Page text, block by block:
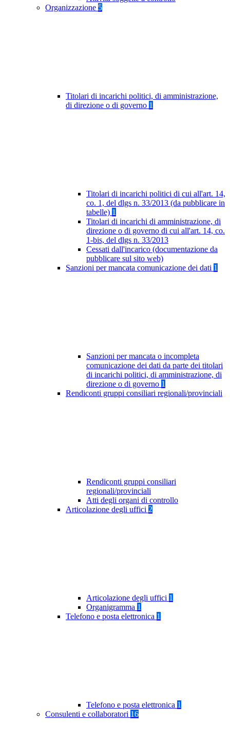
Organizzazione 5
Titolari di incarichi politici, di amministrazione,
di direzione o di governo 1
Titolari di incarichi politici di cui all'art. 14,
co. 1, del dlgs n. 33/2013 (da pubblicare in
tabelle) 1
Titolari di incarichi di amministrazione, di
direzione o di governo di cui all'art. 14, co.
1-bis, del dlgs n. 33/2013
Cessati dall'incarico (documentazione da
pubblicare sul sito web)
Sanzioni per mancata comunicazione dei dati 1
Sanzioni per mancata o incompleta
comunicazione dei dati da parte dei titolari
di incarichi politici, di amministrazione, di
direzione o di governo 1
Rendiconti gruppi consiliari regionali/provinciali
Rendiconti gruppi consiliari
regionali/provinciali
Atti degli organi di controllo
Articolazione degli uffici 2
Articolazione degli uffici 1
Organigramma 1
Telefono e posta elettronica 1
Telefono e posta elettronica 1
Consulenti e collaboratori 16